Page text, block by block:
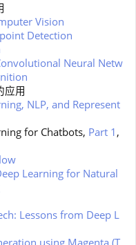
Vision
Detection
Neural Netw
应用
NLP, and Represent
for Chatbots, Part 1 ,
Learning for Natural
Lessons from Deep L